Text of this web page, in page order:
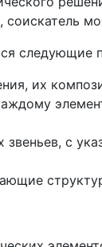
следующие
их
с